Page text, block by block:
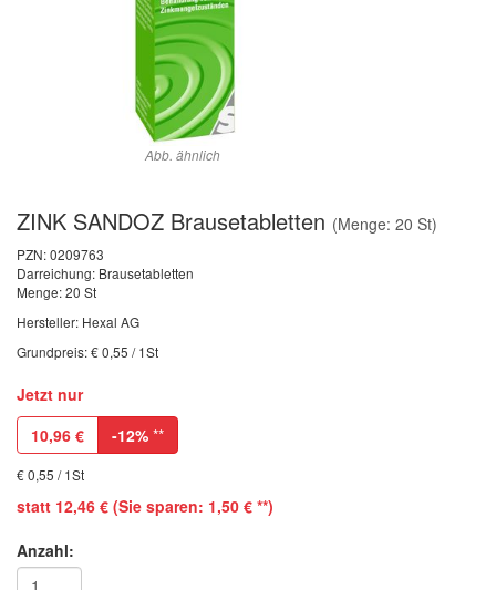
Abb. ähnlich
ZINK SANDOZ Brausetabletten (Menge: 20 St)
PZN:0209763
Darreichung: Brausetabletten
Menge: 20 St
Hersteller: Hexal AG
Grundpreis: € 0,55 / 1St
Jetzt nur
10,96 € -12% **
€ 0,55 / 1St
statt 12,46 € (Sie sparen: 1,50 € **)
Anzahl: